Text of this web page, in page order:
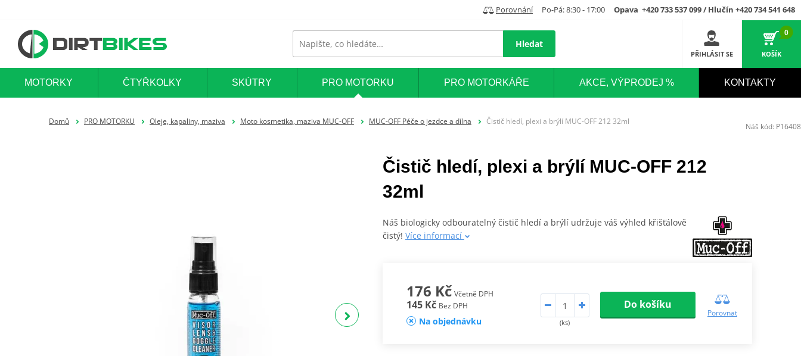
Porovnání Po-Pá: 8:30 - 17:00 Opava +420 733 537 099 / Hlučín +420 734 541 648
Hledat
PŘIHLÁSIT SE
0
KOŠÍK
MOTORKY ČTYŘKOLKY SKÚTRY PRO MOTORKU PRO MOTORKÁŘE AKCE, VÝPRODEJ % KONTAKTY
Domů PRO MOTORKU Oleje, kapaliny, maziva Moto kosmetika, maziva MUC-OFF MUC-OFF Péče o jezdce a dílna Čistič hledí, plexi a brýlí MUC-OFF 212 32ml
Čistič hledí, plexi a brýlí MUC-OFF 212
32ml
Náš biologicky odbouratelný čistič hledí a brýlí udržuje váš výhled křišťálově
čistý! Více informací
176 Kč Včetně DPH
145 Kč Bez DPH
Na objednávku (ks)
Do košíku
Porovnat
Náš kód: P16408